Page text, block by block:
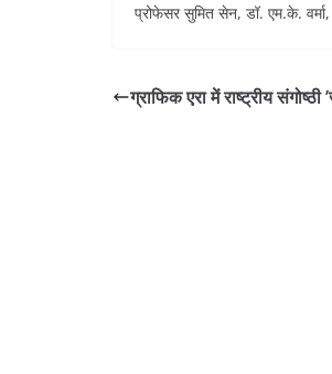
प्रोफेसर सुमित सेन, डॉ. एम.के.
ग्राफिक एरा में राष्ट्रीय